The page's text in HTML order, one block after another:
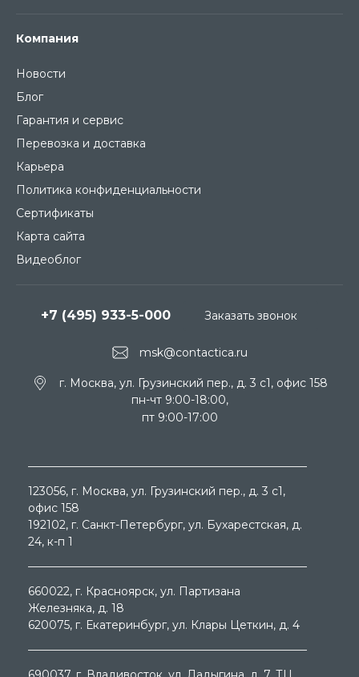
Компания
Новости
Блог
Гарантия и сервис
Перевозка и доставка
Карьера
Политика конфиденциальности
Сертификаты
Карта сайта
Видеоблог
msk@contactica.ru
+7 (495) 933-5-000
г. Москва, ул. Грузинский пер., д. 3 c1, офис 158
пн-чт 9:00-18:00,
пт 9:00-17:00
Заказать звонок
123056, г. Москва, ул. Грузинский пер., д. 3 c1,
офис 158
192102, г. Санкт-Петербург, ул. Бухарестская, д.
24, к-п 1
660022, г. Красноярск, ул. Партизана
Железняка, д. 18
620075, г. Екатеринбург, ул. Клары Цеткин, д. 4